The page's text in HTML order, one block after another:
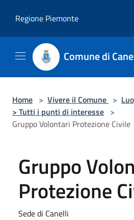
Regione Piemonte
Comune di
Home > Vivere il Comune >
> Tutti i punti di interesse >
Gruppo Volontari Protezione Civile
Gruppo
Protezione
Sede di Canelli